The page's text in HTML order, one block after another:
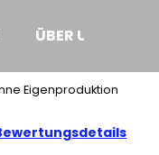
ÜBER UNS
Eigenproduktion